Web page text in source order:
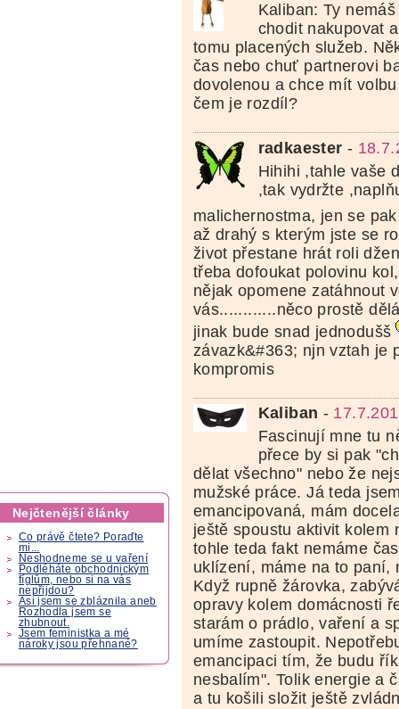
Nejčtenější články
Co právě čtete? Poraďte
mi...
Neshodneme se u vaření
Podléháte obchodnickým
fíglům, nebo si na vás
nepřijdou?
Asi jsem se zbláznila aneb
Rozhodla jsem se
zhubnout.
Jsem feministka a mé
nároky jsou přehnané?
Kaliban: Ty
chodit nakupovat
tomu placených služeb.
čas nebo chuť partnerovi
dovolenou a chce mít
čem je rozdíl?
radkaester -
Hihihi ,tahle vaše
,tak vydržte
malichernostma, jen se
až drahý s kterým jste se
život přestane hrát roli
třeba dofoukat polovinu
nějak opomene zatáhnout
vás............něco prostě
jinak bude snad jednodušš
závazk&#363; njn vztah je
kompromis
Kaliban -
Fascinují mne tu
přece by si pak
dělat všechno" nebo že
mužské práce. Já teda
emancipovaná, mám
ještě spoustu aktivit kolem
tohle teda fakt nemáme
uklízení, máme na to paní,
Když rupně žárovka,
opravy kolem domácnosti
starám o prádlo, vaření a
umíme zastoupit.
emancipaci tím, že budu
nesbalím". Tolik energie a
a tu košili složit ještě